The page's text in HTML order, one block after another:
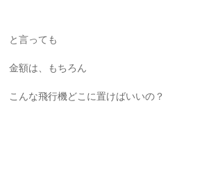
と言っても
金額は、もちろん
こんな飛行機どこに置けばいいの？